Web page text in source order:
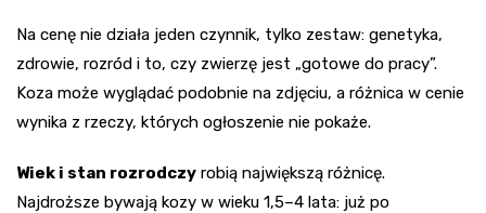
Na cenę nie działa jeden czynnik, tylko zestaw: genetyka,
zdrowie, rozród i to, czy zwierzę jest „gotowe do pracy”.
Koza może wyglądać podobnie na zdjęciu, a różnica w cenie
wynika z rzeczy, których ogłoszenie nie pokaże.
Wiek i stan rozrodczy robią największą różnicę.
Najdroższe bywają kozy w wieku 1,5–4 lata: już po